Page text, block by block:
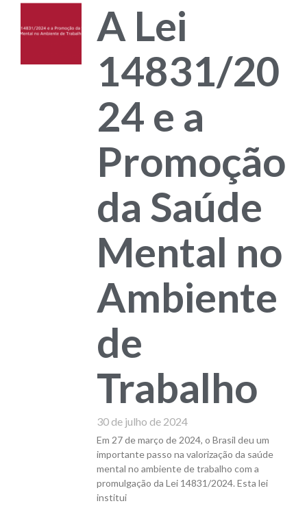
A Lei
14831/20
24 e a
Promoção
da Saúde
Mental no
Ambiente
de
Trabalho
30 de julho de 2024
Em 27 de março de 2024, o Brasil deu um
importante passo na valorização da saúde
mental no ambiente de trabalho com a
promulgação da Lei 14831/2024. Esta lei
institui